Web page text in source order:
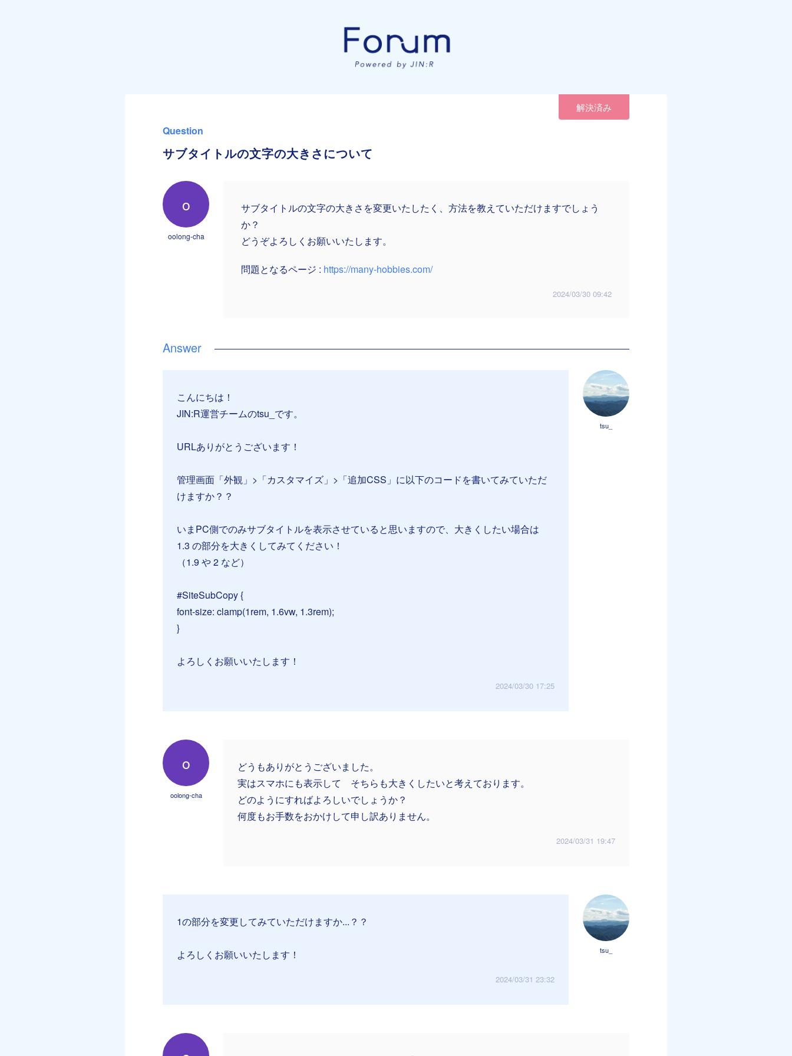
解決済み
Question
サブタイトルの文字の大きさについて
o
oolong-cha
サブタイトルの文字の大きさを変更いたしたく、方法を教えていただけますでしょう
か？
どうぞよろしくお願いいたします。
問題となるページ : https://many-hobbies.com/
2024/03/30 09:42
tsu_
こんにちは！
JIN:R運営チームのtsu_です。
URLありがとうございます！
管理画面「外観」>「カスタマイズ」>「追加CSS」に以下のコードを書いてみていただ
けますか？？
いまPC側でのみサブタイトルを表示させていると思いますので、大きくしたい場合は
1.3 の部分を大きくしてみてください！
（1.9 や 2 など）
#SiteSubCopy {
font-size: clamp(1rem, 1.6vw, 1.3rem);
}
よろしくお願いいたします！
2024/03/30 17:25
o
oolong-cha
どうもありがとうございました。
実はスマホにも表示して そちらも大きくしたいと考えております。
どのようにすればよろしいでしょうか？
何度もお手数をおかけして申し訳ありません。
2024/03/31 19:47
tsu_
1の部分を変更してみていただけますか...？？
よろしくお願いいたします！
2024/03/31 23:32